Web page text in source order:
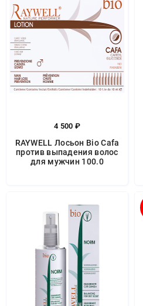
4 500 ₽
RAYWELL Лосьон Bio Cafa
против выпадения волос
для мужчин 100.0